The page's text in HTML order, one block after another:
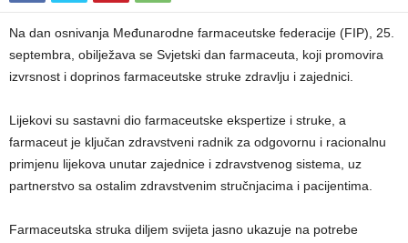
Na dan osnivanja Međunarodne farmaceutske federacije (FIP), 25.
septembra, obilježava se Svjetski dan farmaceuta, koji promovira
izvrsnost i doprinos farmaceutske struke zdravlju i zajednici.
Lijekovi su sastavni dio farmaceutske ekspertize i struke, a
farmaceut je ključan zdravstveni radnik za odgovornu i racionalnu
primjenu lijekova unutar zajednice i zdravstvenog sistema, uz
partnerstvo sa ostalim zdravstvenim stručnjacima i pacijentima.
Farmaceutska struka diljem svijeta jasno ukazuje na potrebe